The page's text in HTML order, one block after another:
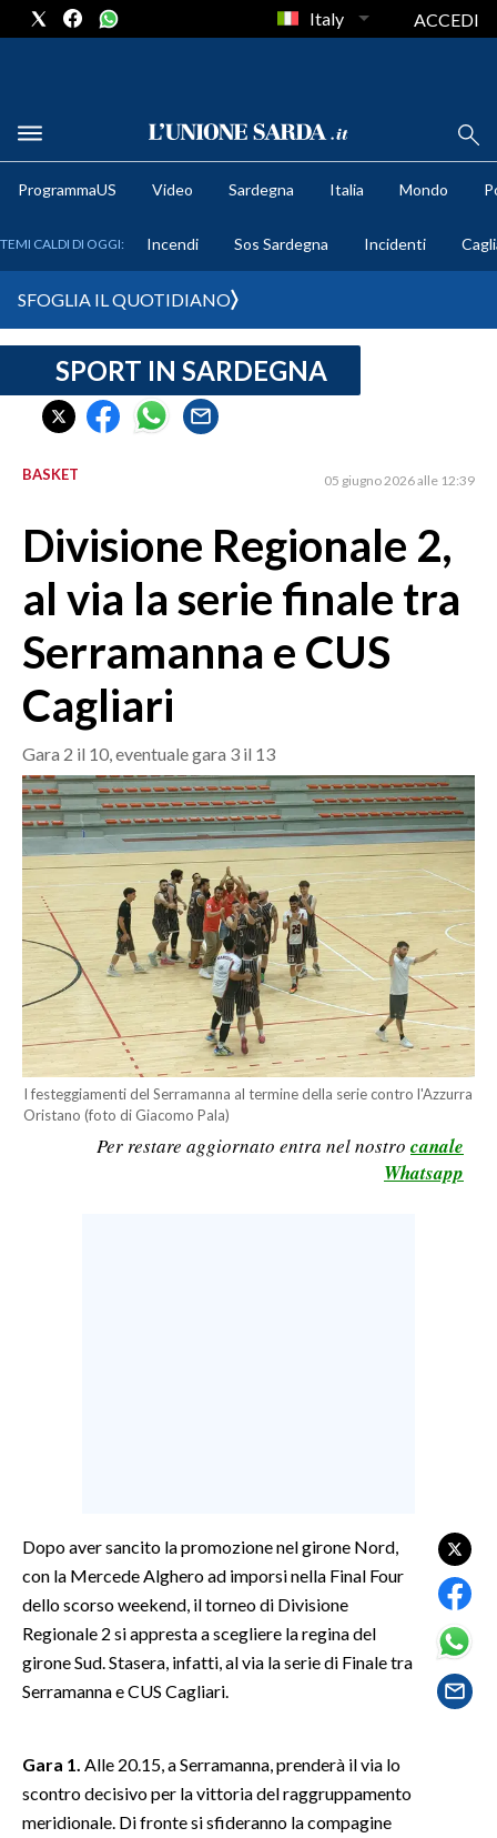
METEO
CRONACA SARDEGNA
CAGLIARI
SULCIS IGLESIENTE
ORISTANO E PROVINCIA
GALLURA
NUORO E PROVINCIA
OGLIASTRA
AGENDA
CRONACA
ITALIA
MONDO
POLITICA
ECONOMIA
SERVIZI ALLE IMPRESE
LAVORO
BANDI
SPORT IN SARDEGNA
SPETTACOLI
SALUTE
SARDEGNA TURISMO
NOTIZIE
EVENTI
Italy ACCEDI
ProgrammaUS Video Sardegna Italia Mondo
TEMI CALDI DI OGGI: Incendi Sos Sardegna Incidenti
SFOGLIA IL QUOTIDIANO
SPORT IN SARDEGNA
BASKET 05 giugno 2026 alle 12:39
Divisione Regionale 2,
al via la serie finale tra
Serramanna e CUS
Cagliari
Gara 2 il 10, eventuale gara 3 il 13
I festeggiamenti del Serramanna al termine della serie contro l'Azzurra
Oristano (foto di Giacomo Pala)
Per restare aggiornato entra nel nostro canale
Whatsapp
Dopo aver sancito la promozione nel girone Nord,
con la Mercede Alghero ad imporsi nella Final Four
dello scorso weekend, il torneo di Divisione
Regionale 2 si appresta a scegliere la regina del
girone Sud. Stasera, infatti, al via la serie di Finale tra
Serramanna e CUS Cagliari.
Gara 1. Alle 20.15, a Serramanna, prenderà il via lo
scontro decisivo per la vittoria del raggruppamento
meridionale. Di fronte si sfideranno la compagine